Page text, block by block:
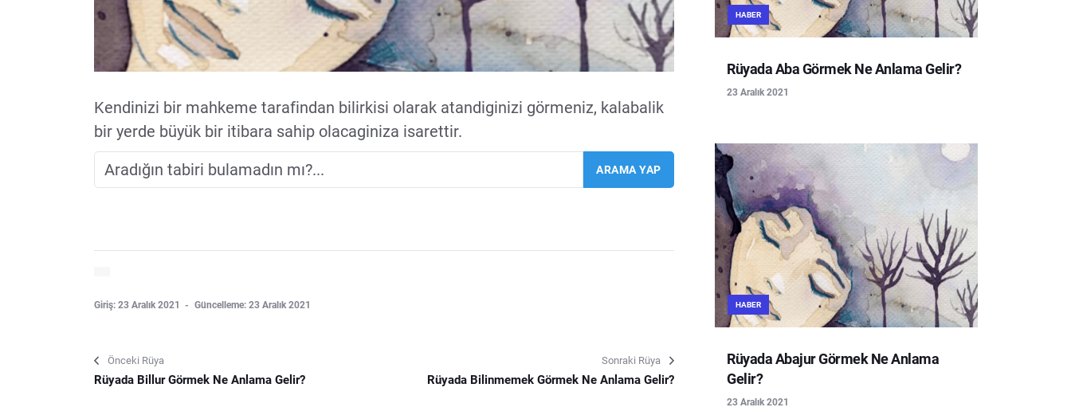
Kendinizi bir mahkeme tarafindan bilirkisi olarak atandiginizi görmeniz, kalabalik
bir yerde büyük bir itibara sahip olacaginiza isarettir.
Giriş: 23 Aralık 2021 Güncelleme: 23 Aralık 2021
Önceki Rüya
Rüyada Billur Görmek Ne Anlama Gelir?
Sonraki Rüya
Rüyada Bilinmemek Görmek Ne Anlama Gelir?
HABER
Rüyada Aba Görmek Ne Anlama Gelir?
23 Aralık 2021
HABER
Rüyada Abajur Görmek Ne Anlama
Gelir?
23 Aralık 2021